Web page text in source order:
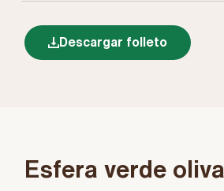
Descargar folleto
Esfera verde oliva